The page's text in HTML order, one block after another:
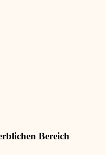
Bereich